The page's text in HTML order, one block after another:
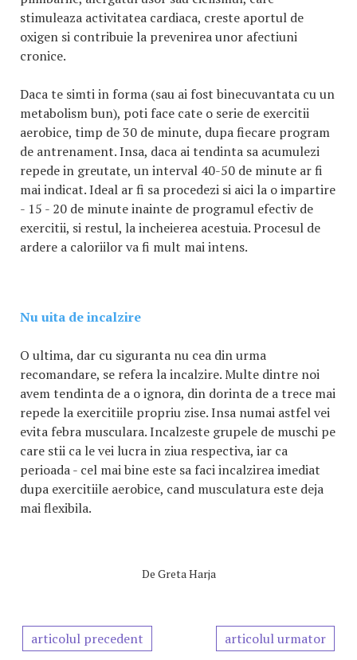
stimuleaza activitatea cardiaca, creste aportul de
oxigen si contribuie la prevenirea unor afectiuni
cronice.
Daca te simti in forma (sau ai fost binecuvantata cu un
metabolism bun), poti face cate o serie de exercitii
aerobice, timp de 30 de minute, dupa fiecare program
de antrenament. Insa, daca ai tendinta sa acumulezi
repede in greutate, un interval 40-50 de minute ar fi
mai indicat. Ideal ar fi sa procedezi si aici la o impartire
- 15 - 20 de minute inainte de programul efectiv de
exercitii, si restul, la incheierea acestuia. Procesul de
ardere a caloriilor va fi mult mai intens.
Nu uita de incalzire
O ultima, dar cu siguranta nu cea din urma
recomandare, se refera la incalzire. Multe dintre noi
avem tendinta de a o ignora, din dorinta de a trece mai
repede la exercitiile propriu zise. Insa numai astfel vei
evita febra musculara. Incalzeste grupele de muschi pe
care stii ca le vei lucra in ziua respectiva, iar ca
perioada - cel mai bine este sa faci incalzirea imediat
dupa exercitiile aerobice, cand musculatura este deja
mai flexibila.
De Greta Harja
articolul precedent articolul urmator